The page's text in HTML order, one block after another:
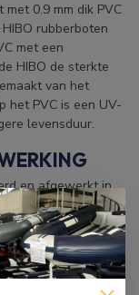
0.9 mm dik PVC
rubberboten
met een
HIBO de sterkte
van het
het PVC is een UV-
levensduur.
en afgewerkt in
met bouten voor
om het
is een
benzinetank niet
van de